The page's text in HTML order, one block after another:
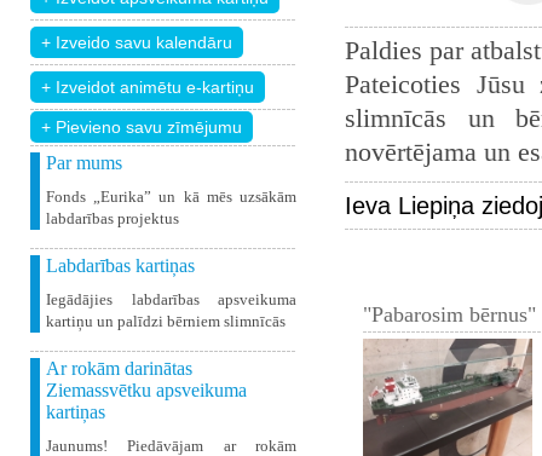
+ Pievieno savu zīmējumu
Par mums
Fonds „Eurika” un kā mēs uzsākām
labdarības projektus
Labdarības kartiņas
Iegādājies labdarības apsveikuma
kartiņu un palīdzi bērniem slimnīcās
Ar rokām darinātas
Ziemassvētku apsveikuma
kartiņas
Jaunums! Piedāvājam ar rokām
Paldies par
Pateicoties
slimnīcās un
novērtējama un
Ieva Liepiņa
"Pabarosim